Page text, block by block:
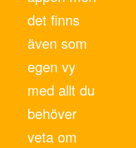
det finns
även som
egen vy
med allt du
behöver
veta om